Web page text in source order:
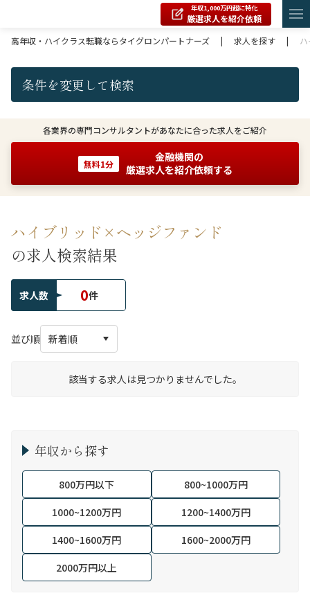
年収1,000万円超に特化
厳選求人を紹介依頼
高年収・ハイクラス転職ならタイグロンパートナーズ
| 求人を探す |
条件を変更して検索
各業界の専門コンサルタントがあなたに合った求人をご紹介
無料1分
金融機関の
厳選求人を紹介依頼する
ハイブリッド×ヘッジファンド
の求人検索結果
求人数 0件
並び順
該当する求人は見つかりませんでした。
年収から探す
800万円以下
800~1000万円
1000~1200万円
1200~1400万円
1400~1600万円
1600~2000万円
2000万円以上